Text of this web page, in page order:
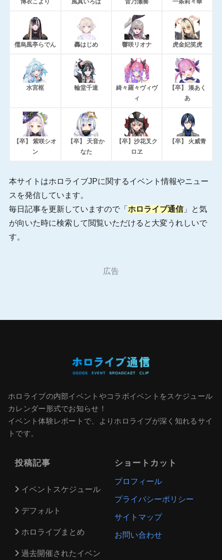
博衣こより 風真いろは 音乃瀬奏 一条莉々華
儒烏風亭らでん 轟はじめ 響咲リオナ 虎金妃笑虎
水宮枢 輪堂千速
綺々羅々ヴィヴ
ィ
【卒】 湊あく
あ
【卒】 紫咲シオ
ン
【卒】 天音か
なた
【卒】沙花叉ク
ロヱ
【卒】 火威青
本サイトはホロライブJPに関するイベント情報やニュー
スを発信しています。
毎日記事を更新していますので「 ホロライブ通信」と気
が向いた時に検索して閲覧いただけると大変うれしいで
す。
広告
ホロライブの内部イベントやコラボイベントをスケジュール
カレンダー形式でお知らせ！
イベント体験レポートで、よりホロライブが深く知れるサイ
トです。
投稿記事
イベントスケジュール
デフォルト
ホロライブまとめ
過去開催されたイベン
ショートカット
プロフィール
プライバシーポリシー
サイトマップ
お問い合わせ